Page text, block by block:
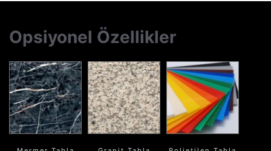
Opsiyonel Özellikler